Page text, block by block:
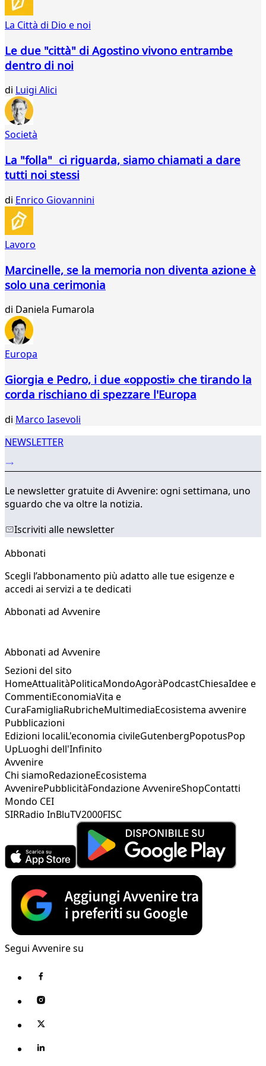
...
La Città di Dio e noi
Le due "città" di Agostino vivono entrambe
dentro di noi
di Luigi Alici
Società
La "folla" ci riguarda, siamo chiamati a dare
tutti noi stessi
di Enrico Giovannini
Lavoro
Marcinelle, se la memoria non diventa azione è
solo una cerimonia
di Daniela Fumarola
Europa
Giorgia e Pedro, i due «opposti» che tirando la
corda rischiano di spezzare l'Europa
di Marco Iasevoli
NEWSLETTER
Le newsletter gratuite di Avvenire: ogni settimana, uno
sguardo che va oltre la notizia.
Iscriviti alle newsletter
Abbonati
Scegli l’abbonamento più adatto alle tue esigenze e
accedi ai servizi a te dedicati
Abbonati ad Avvenire
Abbonati ad Avvenire
Sezioni del sito
HomeAttualitàPoliticaMondoAgoràPodcastChiesaIdee e
CommentiEconomiaVita e
CuraFamigliaRubricheMultimediaEcosistema avvenire
Pubblicazioni
Edizioni localiL'economia civileGutenbergPopotusPop
UpLuoghi dell'Infinito
Avvenire
Chi siamoRedazioneEcosistema
AvvenirePubblicitàFondazione AvvenireShopContatti
Mondo CEI
SIRRadio InBluTV2000FISC
Segui Avvenire su